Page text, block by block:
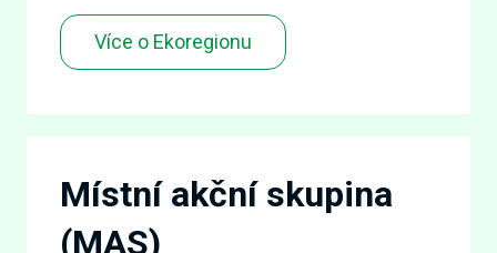
Více o Ekoregionu
Místní akční skupina
(MAS)